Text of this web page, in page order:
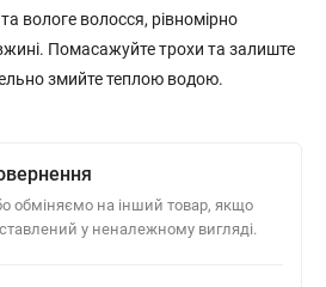
вологе волосся, рівномірно
Помасажуйте трохи та залиште
змийте теплою водою.
обміняємо на інший товар, якщо
у неналежному вигляді.